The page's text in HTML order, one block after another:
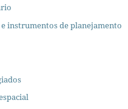
instrumentos de planejamento